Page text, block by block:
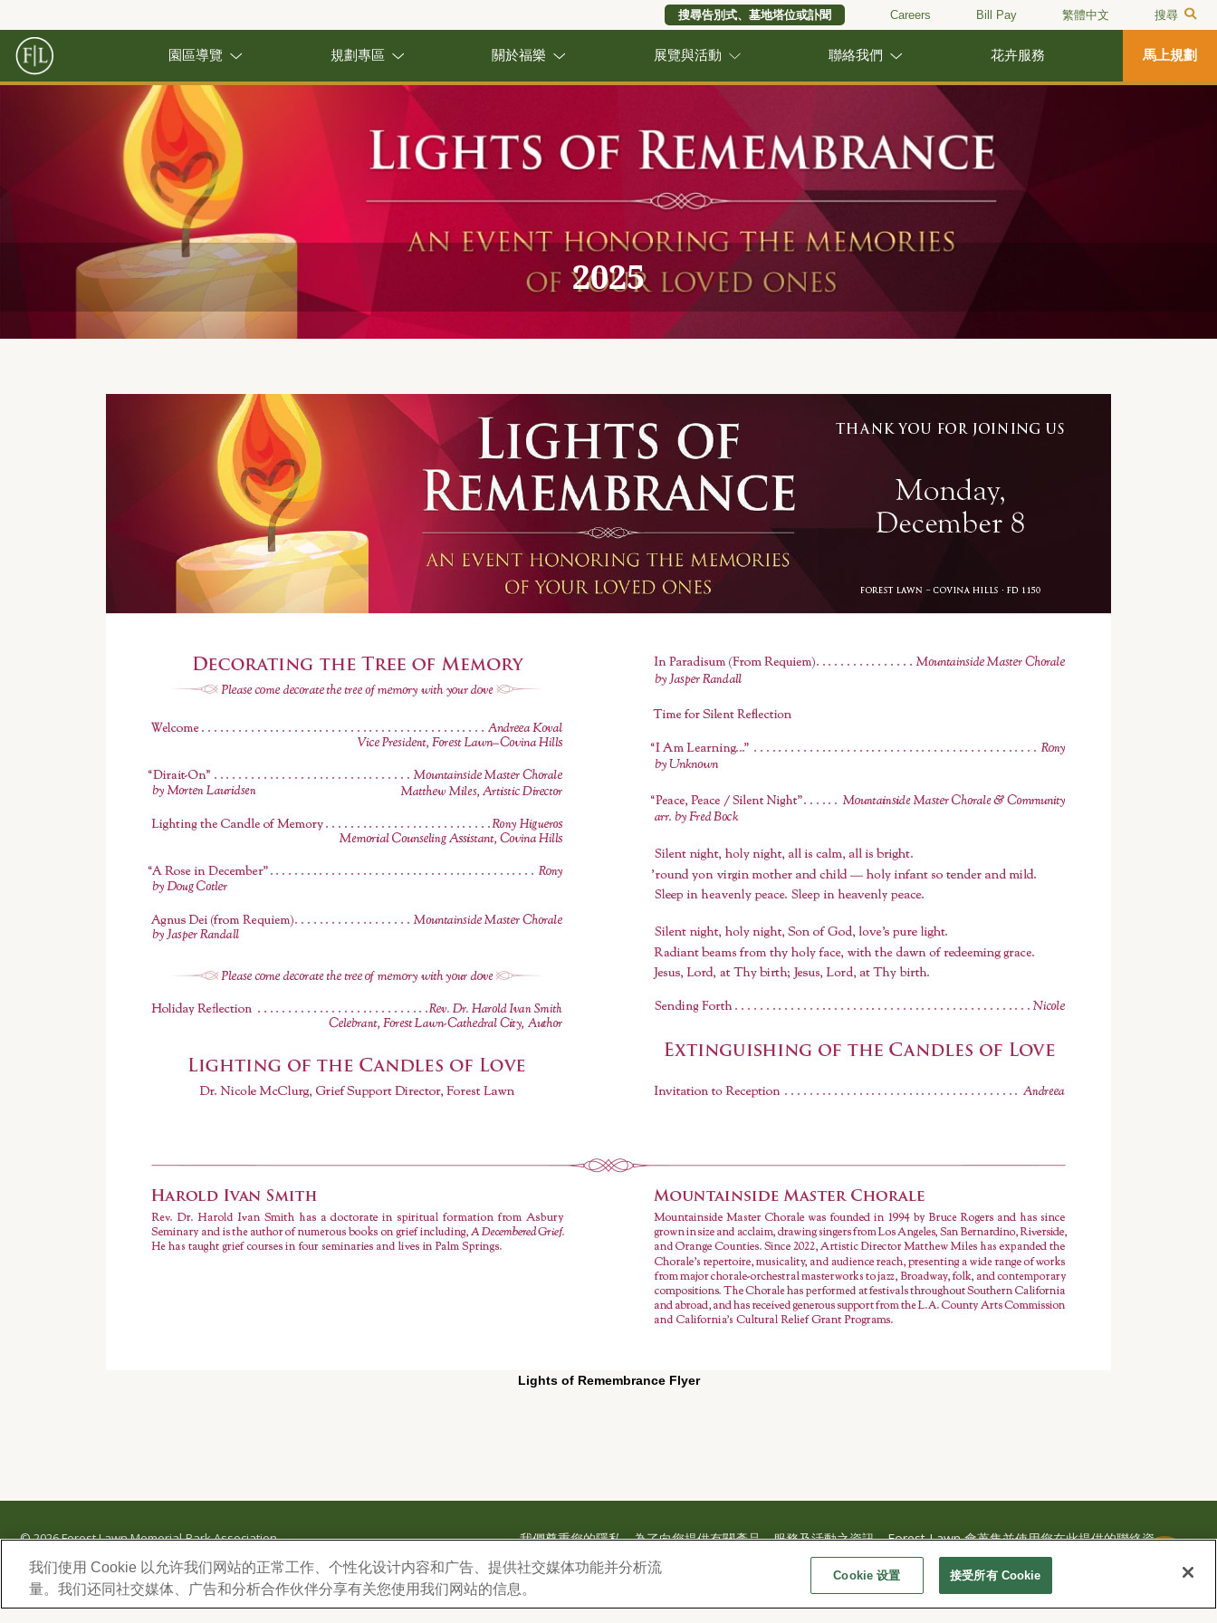
搜尋告別式、墓地塔位或訃聞 Careers Bill Pay 繁體中文 搜尋
園區導覽 規劃專區 關於福樂 展覽與活動 聯絡我們 花卉服務 馬上規劃
2025
Previous
Lights of Remembrance Flyer
© 2026 Forest Lawn Memorial-Park Association
FOREST LAWN MEMORIAL-PARKS & MORTUARIES |Glendale – FD 656 Hollywood Hills – FD 904|
Cypress – FD 1051|Covina Hills – FD 1150 | Long Beach – FD 1151 | Cathedral City – FD 1847|
我們尊重您的隱私。為了向您提供有關產品、服務及活動之資訊，Forest Lawn 會蒐集並使用您在此提供的聯絡資
料，並得不時透過電子郵件、電話或人工撥打之短信或簡訊與您聯繫。詳情請參閱本公司的隱私權政策及使用條
款。若要變更通訊偏好設定，請至 www.forestlawn.com/preferences。
我们使用 Cookie 以允许我们网站的正常工作、个性化设计内容和广告、提供社交媒体功能并分析流
量。我们还同社交媒体、广告和分析合作伙伴分享有关您使用我们网站的信息。
Cookie 设置 接受所有 Cookie